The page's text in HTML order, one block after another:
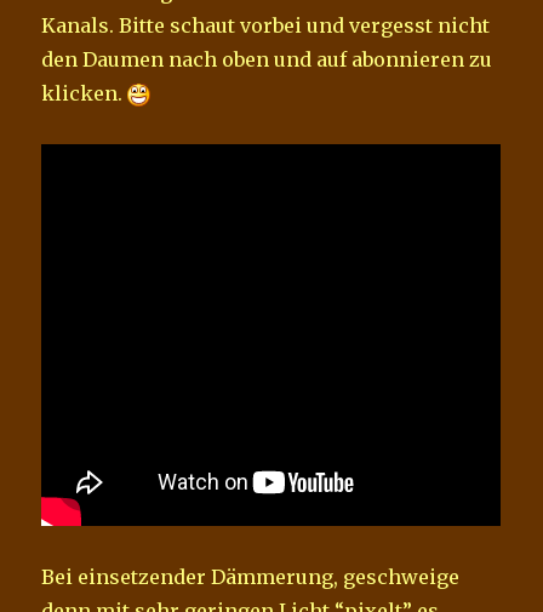
Kanals. Bitte schaut vorbei und vergesst nicht
den Daumen nach oben und auf abonnieren zu
klicken.
Bei einsetzender Dämmerung, geschweige